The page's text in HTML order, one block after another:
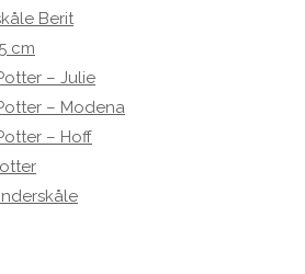
Berit
cm
– Julie
– Modena
– Hoff